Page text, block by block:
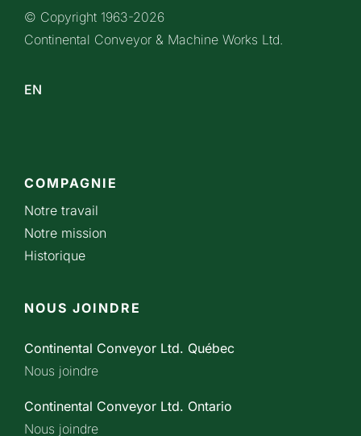
© Copyright 1963-2026
Continental Conveyor & Machine Works Ltd.
EN
COMPAGNIE
Notre travail
Notre mission
Historique
NOUS JOINDRE
Continental Conveyor Ltd. Québec
Nous joindre
Continental Conveyor Ltd. Ontario
Nous joindre